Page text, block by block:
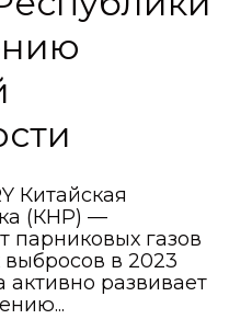
Китайская
(КНР) —
парниковых газов
в 2023
активно развивает